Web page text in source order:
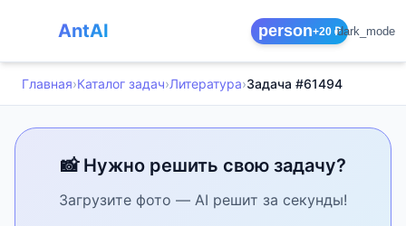
AntAI person+20 ₽dark_mode
Главная›Каталог задач›Литература›Задача #61494
📸 Нужно решить свою задачу?
Загрузите фото — AI решит за секунды!